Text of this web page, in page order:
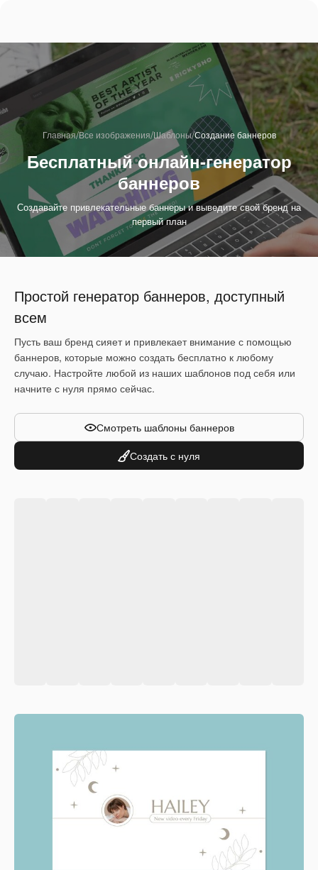
Главная/Все изображения/Шаблоны/Создание баннеров
Бесплатный онлайн-генератор
баннеров
Создавайте привлекательные баннеры и выведите свой бренд на
первый план
Простой генератор баннеров, доступный
всем
Пусть ваш бренд сияет и привлекает внимание с помощью
баннеров, которые можно создать бесплатно к любому
случаю. Настройте любой из наших шаблонов под себя или
начните с нуля прямо сейчас.
Смотреть шаблоны баннеров
Создать с нуля